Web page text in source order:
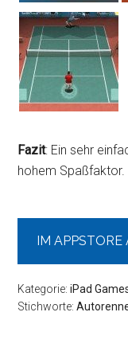
Fazit: Ein sehr
hohem Spaßfaktor.
IM APPSTORE
Kategorie:iPad
Stichworte: